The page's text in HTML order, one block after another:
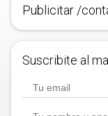
Publicitar /
Suscribite al